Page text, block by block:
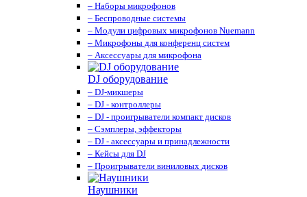
– Наборы микрофонов
– Беспроводные системы
– Модули цифровых микрофонов Nuemann
– Микрофоны для конференц систем
– Аксессуары для микрофона
DJ оборудование
– DJ-микшеры
– DJ - контроллеры
– DJ - проигрыватели компакт дисков
– Сэмплеры, эффекторы
– DJ - аксессуары и принадлежности
– Кейсы для DJ
– Проигрыватели виниловых дисков
Наушники